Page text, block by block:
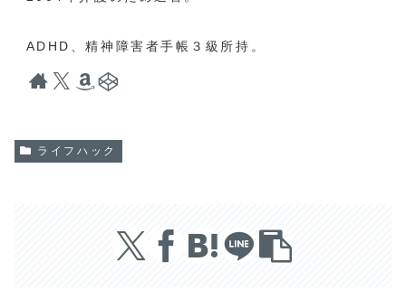
ADHD、精神障害者手帳３級所持。
ライフハック